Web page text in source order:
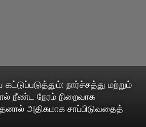
நார்ச்சத்து மற்றும்
நீண்ட நேரம் நிறைவாக
அதிகமாக சாப்பிடுவதைத்